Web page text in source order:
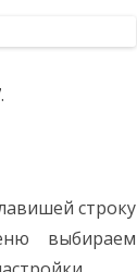
.
строку
выбираем